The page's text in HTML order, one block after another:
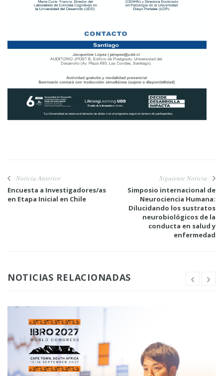
Noticia Anterior
Encuesta a Investigadores/as
en Etapa Inicial en Chile
Siguiente Noticia
Simposio internacional de
Neurociencia Humana:
Dilucidando los sustratos
neurobiológicos de la
conducta en salud y
enfermedad
NOTICIAS RELACIONADAS